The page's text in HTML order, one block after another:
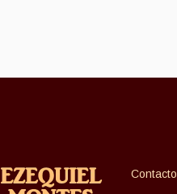
Contacto